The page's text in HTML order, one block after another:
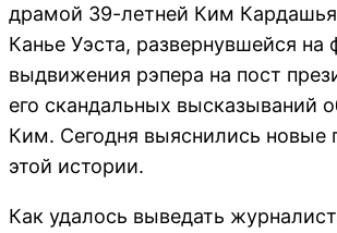
драмой 39-летней Ким
Канье Уэста, развернувшейся на
выдвижения рэпера на пост
его скандальных высказываний
Ким. Сегодня выяснились новые
этой истории.
Как удалось выведать